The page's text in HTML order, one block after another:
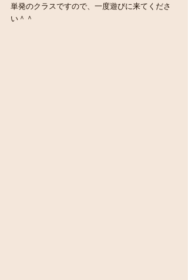
単発のクラスですので、一度遊びに来てくださ
い＾＾